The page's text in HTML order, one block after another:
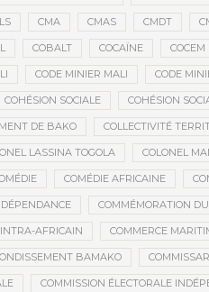
CMA CMAS CMDT
COBALT COCAÏNE COCEM
CODE MINIER MALI CODE
COHÉSION SOCIALE COHÉSION
DE BAKO COLLECTIVITÉ
LASSINA TOGOLA COLONEL
COMÉDIE AFRICAINE
COMMÉMORATION
AFRICAIN COMMERCE
BAMAKO
COMMISSION ÉLECTORALE